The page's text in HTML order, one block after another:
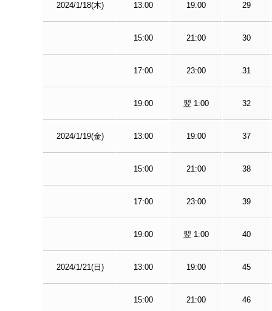
2024/1/18(木) 13:00 19:00 29
15:00 21:00 30
17:00 23:00 31
19:00 翌 1:00 32
2024/1/19(金) 13:00 19:00 37
15:00 21:00 38
17:00 23:00 39
19:00 翌 1:00 40
2024/1/21(日) 13:00 19:00 45
15:00 21:00 46